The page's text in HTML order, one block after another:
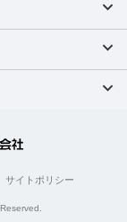
サイトポリシー